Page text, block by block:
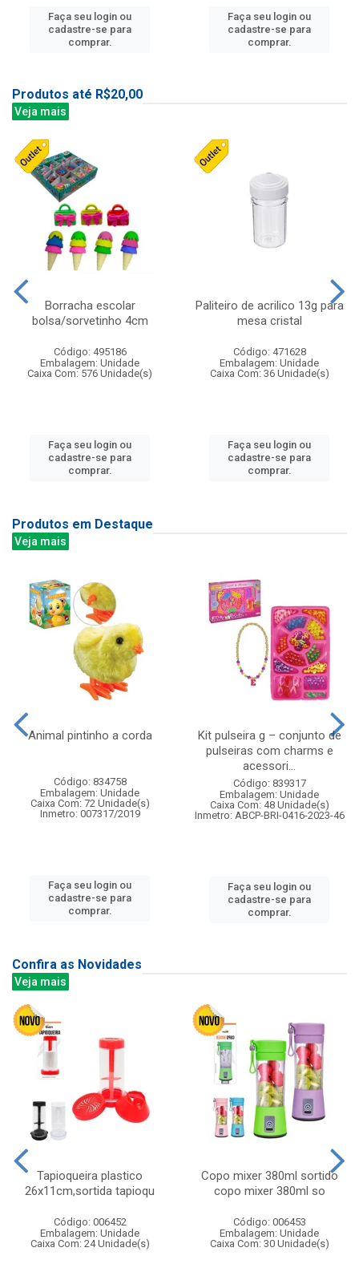
Faça seu login ou
cadastre-se para
comprar.
Faça seu login ou
cadastre-se para
comprar.
Produtos até R$20,00
Veja mais
Borracha escolar
bolsa/sorvetinho 4cm
Código: 495186
Embalagem: Unidade
Caixa Com: 576 Unidade(s)
Faça seu login ou
cadastre-se para
comprar.
Paliteiro de acrilico 13g para
mesa cristal
Código: 471628
Embalagem: Unidade
Caixa Com: 36 Unidade(s)
Faça seu login ou
cadastre-se para
comprar.
Produtos em Destaque
Veja mais
Animal pintinho a corda
Código: 834758
Embalagem: Unidade
Caixa Com: 72 Unidade(s)
Inmetro: 007317/2019
Faça seu login ou
cadastre-se para
comprar.
Kit pulseira g – conjunto de
pulseiras com charms e
acessori...
Código: 839317
Embalagem: Unidade
Caixa Com: 48 Unidade(s)
Inmetro: ABCP-BRI-0416-2023-46
Faça seu login ou
cadastre-se para
comprar.
Confira as Novidades
Veja mais
Tapioqueira plastico
26x11cm,sortida tapioqu
Código: 006452
Embalagem: Unidade
Caixa Com: 24 Unidade(s)
Copo mixer 380ml sortido
copo mixer 380ml so
Código: 006453
Embalagem: Unidade
Caixa Com: 30 Unidade(s)